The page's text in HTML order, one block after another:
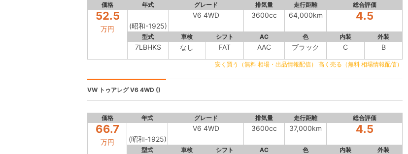
価格 年式 グレード 排気量 走行距離 総合評価
52.5
万円 (昭和-1925)
V6 4WD 3600cc 64,000km 4.5
型式 車検 シフト AC 色 内装 外装
7LBHKS なし FAT AAC ブラック C B
安く買う（無料 相場・出品情報配信） 高く売る（無料 相場情報配信）
VW トゥアレグV6 4WD ()
価格 年式 グレード 排気量 走行距離 総合評価
66.7
万円 (昭和-1925)
V6 4WD 3600cc 37,000km 4.5
型式 車検 シフト AC 色 内装 外装